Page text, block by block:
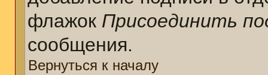
флажок Присоединить
сообщения.
Вернуться к началу